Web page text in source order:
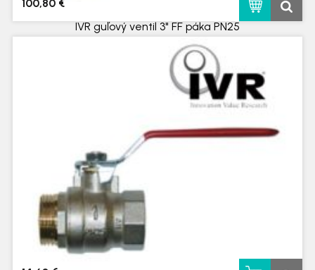
IVR guľový ventil 3" FF páka PN25
na objednávku
100,80 €